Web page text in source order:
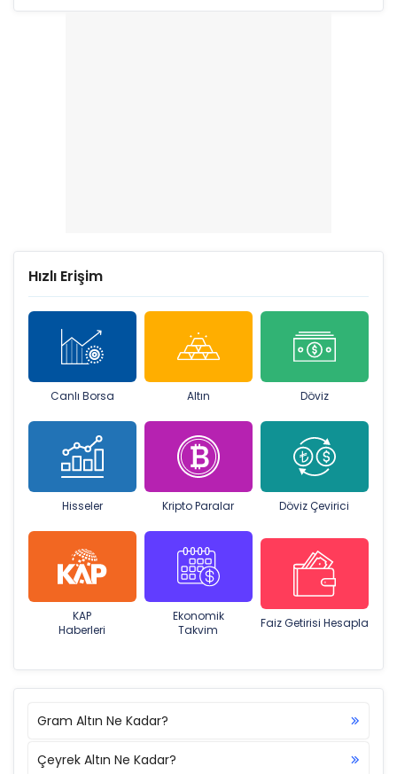
Hızlı Erişim
Canlı Borsa Altın Döviz
Hisseler Kripto Paralar Döviz Çevirici
KAP
Haberleri
Ekonomik
Takvim
Faiz Getirisi Hesapla
Gram Altın Ne Kadar?
Çeyrek Altın Ne Kadar?